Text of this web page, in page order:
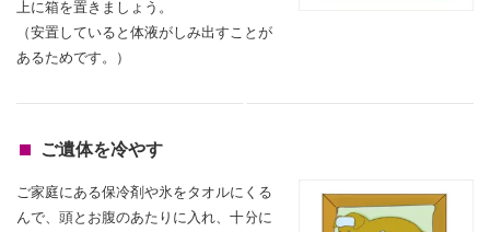
上に箱を置きましょう。
（安置していると体液がしみ出すことが
あるためです。）
ご遺体を冷やす
ご家庭にある保冷剤や氷をタオルにくる
んで、頭とお腹のあたりに入れ、 十分に